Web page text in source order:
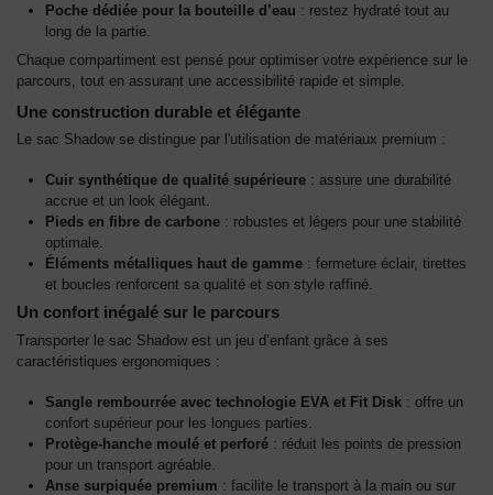
Poche dédiée pour la bouteille d’eau : restez hydraté tout au
long de la partie.
Chaque compartiment est pensé pour optimiser votre expérience sur le
parcours, tout en assurant une accessibilité rapide et simple.
Une construction durable et élégante
Le sac Shadow se distingue par l'utilisation de matériaux premium :
Cuir synthétique de qualité supérieure : assure une durabilité
accrue et un look élégant.
Pieds en fibre de carbone : robustes et légers pour une stabilité
optimale.
Éléments métalliques haut de gamme : fermeture éclair, tirettes
et boucles renforcent sa qualité et son style raffiné.
Un confort inégalé sur le parcours
Transporter le sac Shadow est un jeu d’enfant grâce à ses
caractéristiques ergonomiques :
Sangle rembourrée avec technologie EVA et Fit Disk : offre un
confort supérieur pour les longues parties.
Protège-hanche moulé et perforé : réduit les points de pression
pour un transport agréable.
Anse surpiquée premium : facilite le transport à la main ou sur